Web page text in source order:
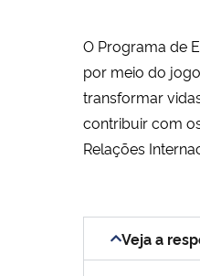
O Programa de
por meio do
transformar
contribuir com
Relações
Veja a